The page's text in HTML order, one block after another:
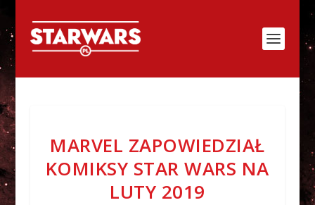
MARVEL ZAPOWIEDZIAŁ
KOMIKSY STAR WARS NA
LUTY 2019